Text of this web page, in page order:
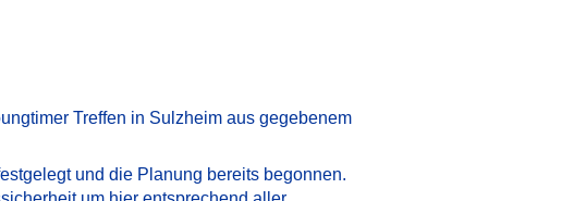
Treffen in Sulzheim aus gegebenem
und die Planung bereits begonnen.